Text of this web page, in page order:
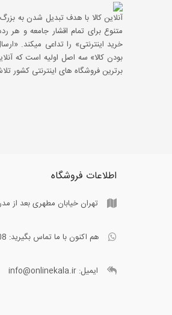
آنلاین کالا با هدف تبدیل شدن به بزرگ
متنوع برای تمام اقشار جامعه و
خرید اینترنتی» را تداعی میکند.
بودن کالا» سه اصل اولیه است که
برترین فروشگاه های اینترنتی کشور
اطلاعات فروشگاه
تهران خیابان مطهری بعد از مدرس
هم اکنون با ما تماس بگیرید:
ایمیل: info@onlinekala.ir